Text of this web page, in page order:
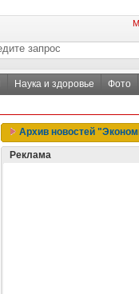
Наука и здоровье Фото
Архив новостей
Реклама